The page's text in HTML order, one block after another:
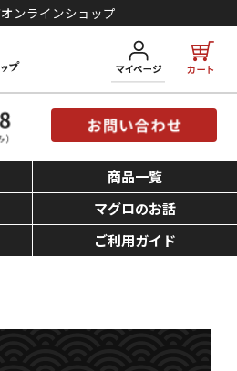
ンラインショップ
商品一覧
マグロのお話
ご利用ガイド